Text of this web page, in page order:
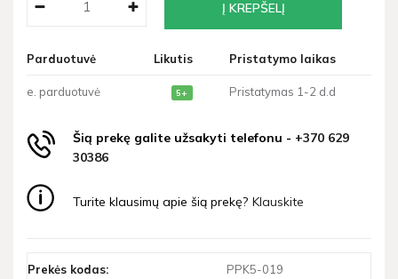
Parduotuvė Likutis Pristatymo laikas
e. parduotuvė 5+ Pristatymas 1-2 d.d
Šią prekę galite užsakyti telefonu - +370 629
30386
Turite klausimų apie šią prekę? Klauskite
Prekės kodas: PPK5-019